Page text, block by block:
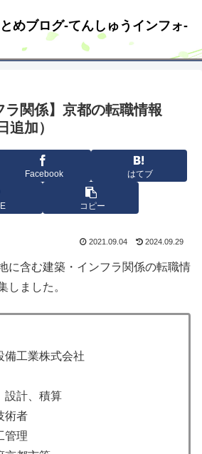
めブログ-てんしゅうインフォ-
ラ関係】京都の転職情報
追加）
Facebook はてブ
コピー
2021.09.04 2024.09.29
に含む建築・インフラ関係の転職情
しました。
備工業株式会社
設計、積算
術者
管理